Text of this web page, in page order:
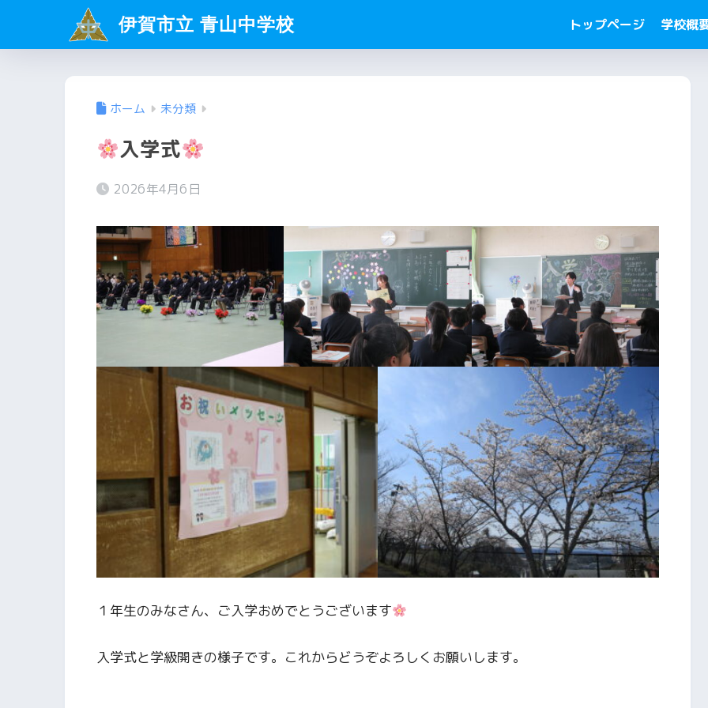
伊賀市立 青山中学校 トップページ 学校概
ホーム 未分類
入学式
2026年4月6日
１年生のみなさん、ご入学おめでとうございます
入学式と学級開きの様子です。これからどうぞよろしくお願いします。